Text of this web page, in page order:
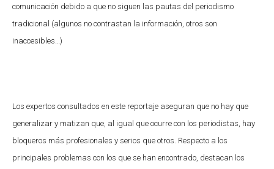
comunicación debido a que no siguen las pautas del periodismo
tradicional (algunos no contrastan la información, otros son
inaccesibles…)
Los expertos consultados en este reportaje aseguran que no hay que
generalizar y matizan que, al igual que ocurre con los periodistas, hay
bloqueros más profesionales y serios que otros. Respecto a los
principales problemas con los que se han encontrado, destacan los